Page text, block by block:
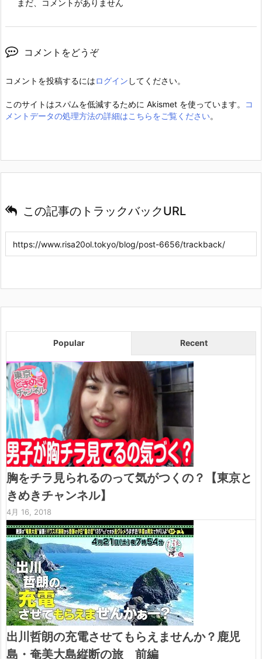
まだ、コメントがありません
コメントをどうぞ
コメントを投稿するにはログイン してください。
このサイトはスパムを低減するために Akismet を使っています。
コ
メントデータの処理方法の詳細はこちらをご覧ください。
この記事のトラックバックURL
Popular Recent
胸をチラ見られるのって気がつくの？【東京と
きめきチャンネル】
4月 16, 2018
出川哲朗の充電させてもらえませんか？鹿児
島・奄美大島縦断の旅 前編